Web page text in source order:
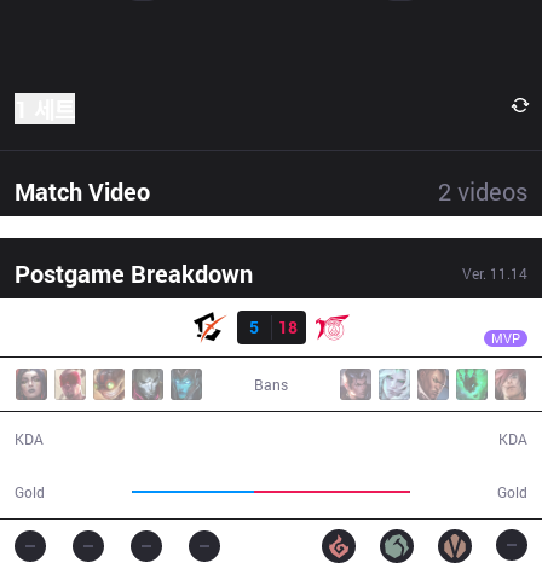
Match Video 2 videos
Postgame Breakdown Ver. 11.14
5
18 MVP
Bans
KDA
Gold Gold
KDA